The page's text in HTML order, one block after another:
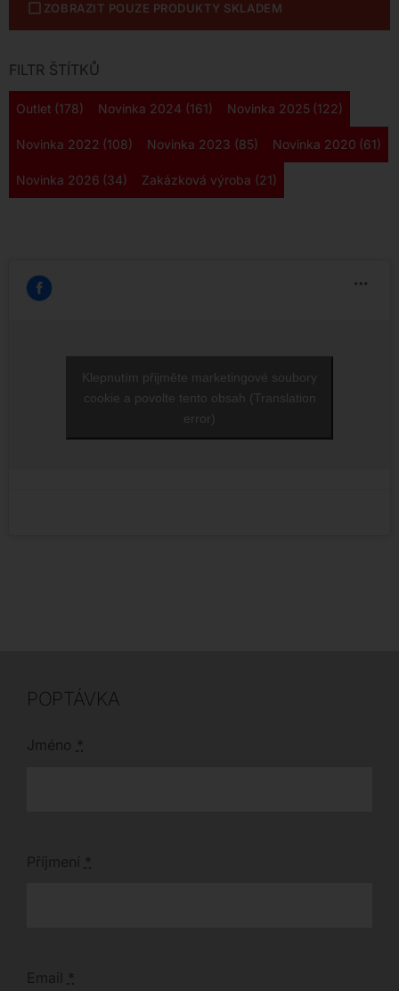
ZOBRAZIT POUZE PRODUKTY SKLADEM
FILTR ŠTÍTKŮ
Outlet (178) Novinka 2024 (161) Novinka 2025 (122)
Novinka 2022 (108) Novinka 2023 (85) Novinka 2020 (61)
Novinka 2026 (34) Zakázková výroba (21)
Klepnutím přijměte marketingové soubory
cookie a povolte tento obsah (Translation
error)
POPTÁVKA
Jméno *
Příjmení *
Email *